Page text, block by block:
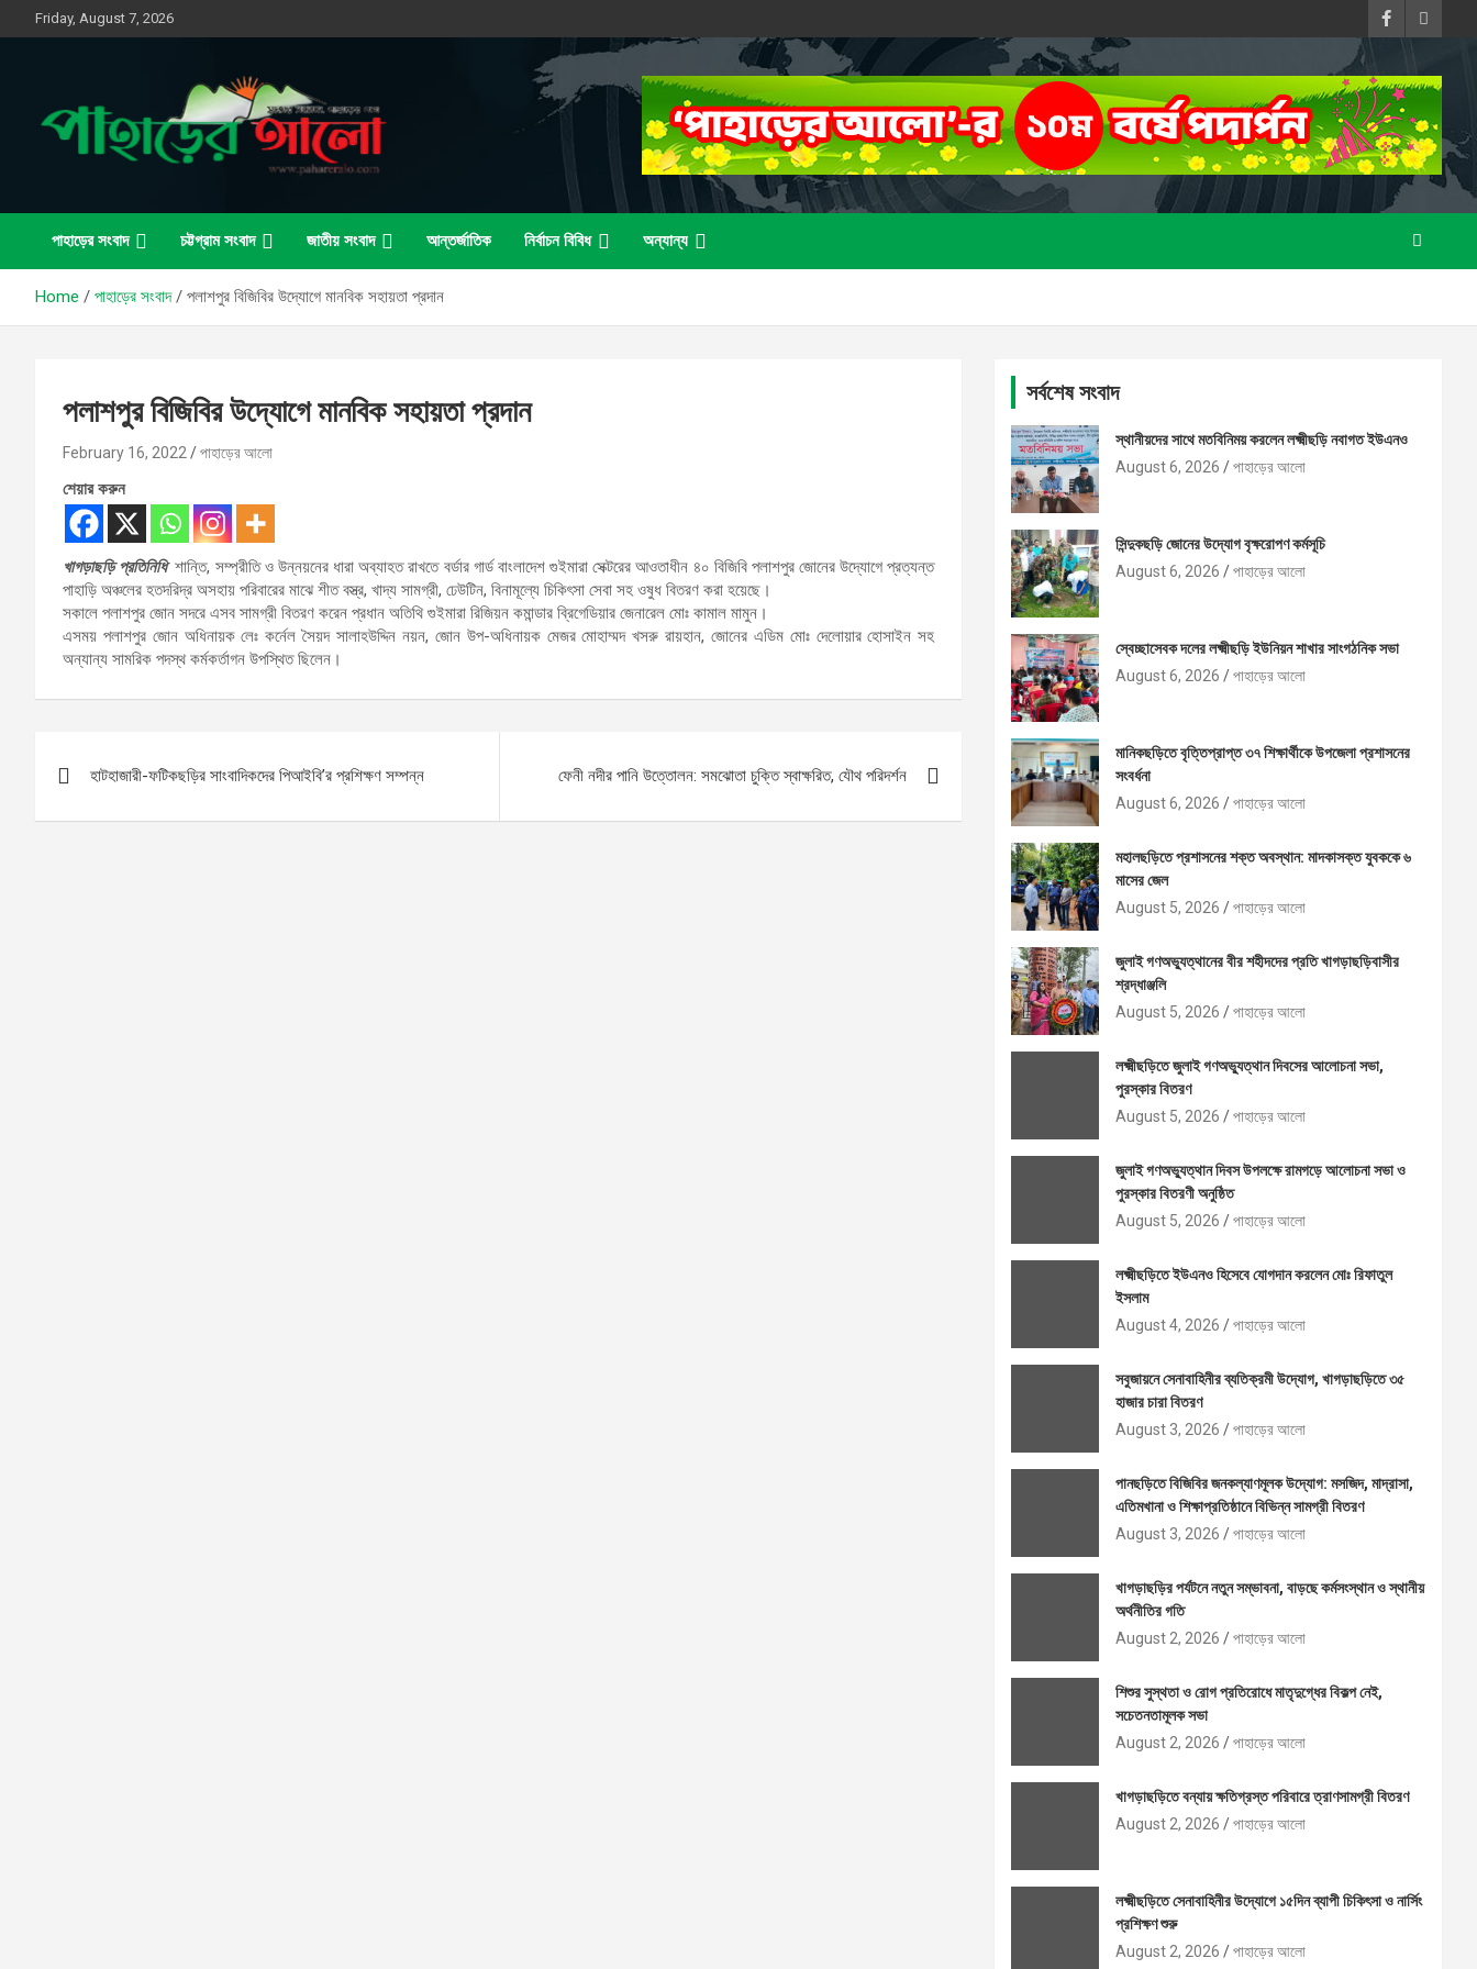
to
Friday, August 7, 2026
পাহাড়ের আলো
পাহাড়ের সংবাদ চট্টগ্রাম সংবাদ জাতীয় সংবাদ আন্তর্জাতিক নির্বাচন বিবিধ অন্যান্য
Home পাহাড়ের সংবাদ পলাশপুর বিজিবির উদ্যোগে মানবিক সহায়তা প্রদান
পলাশপুর বিজিবির উদ্যোগে মানবিক সহায়তা প্রদান
February 16, 2022 পাহাড়ের আলো
শেয়ার করুন
খাগড়াছড়ি প্রতিনিধিশান্তি, সম্প্রীতি ও উন্নয়নের ধারা অব্যাহত রাখতে বর্ডার গার্ড বাংলাদেশ গুইমারা সেক্টরের আওতাধীন ৪০ বিজিবি পলাশপুর জোনের উদ্যোগে প্রত্যন্ত
পাহাড়ি অঞ্চলের হতদরিদ্র অসহায় পরিবারের মাঝে শীত বস্ত্র, খাদ্য সামগ্রী, ঢেউটিন, বিনামূল্যে চিকিৎসা সেবা সহ ওষুধ বিতরণ করা হয়েছে।
সকালে পলাশপুর জোন সদরে এসব সামগ্রী বিতরণ করেন প্রধান অতিথি গুইমারা রিজিয়ন কমান্ডার ব্রিগেডিয়ার জেনারেল মোঃ কামাল মামুন।
এসময় পলাশপুর জোন অধিনায়ক লেঃ কর্নেল সৈয়দ সালাহউদ্দিন নয়ন, জোন উপ-অধিনায়ক মেজর মোহাম্মদ খসরু রায়হান, জোনের এডিম মোঃ দেলোয়ার হোসাইন সহ
অন্যান্য সামরিক পদস্থ কর্মকর্তাগন উপস্থিত ছিলেন।
navigation
হাটহাজারী-ফটিকছড়ির সাংবাদিকদের পিআইবি’র প্রশিক্ষণ সম্পন্ন ফেনী নদীর পানি উত্তোলন: সমঝোতা চুক্তি স্বাক্ষরিত, যৌথ পরিদর্শন
সর্বশেষ সংবাদ
স্থানীয়দের সাথে মতবিনিময় করলেন লক্ষ্মীছড়ি নবাগত ইউএনও
August 6, 2026
পাহাড়ের আলো
সিন্দুকছড়ি জোনের উদ্যোগ বৃক্ষরোপণ কর্মসূচি
August 6, 2026
পাহাড়ের আলো
স্বেচ্ছাসেবক দলের লক্ষ্মীছড়ি ইউনিয়ন শাখার সাংগঠনিক সভা
August 6, 2026
পাহাড়ের আলো
মানিকছড়িতে বৃত্তিপ্রাপ্ত ৩৭ শিক্ষার্থীকে উপজেলা প্রশাসনের
সংবর্ধনা
August 6, 2026
পাহাড়ের আলো
মহালছড়িতে প্রশাসনের শক্ত অবস্থান: মাদকাসক্ত যুবককে ৬
মাসের জেল
August 5, 2026
পাহাড়ের আলো
জুলাই গণঅভ্যুত্থানের বীর শহীদদের প্রতি খাগড়াছড়িবাসীর
শ্রদ্ধাঞ্জলি
August 5, 2026
পাহাড়ের আলো
লক্ষ্মীছড়িতে জুলাই গণঅভ্যুত্থান দিবসের আলোচনা সভা,
পুরস্কার বিতরণ
August 5, 2026
পাহাড়ের আলো
জুলাই গণঅভ্যুত্থান দিবস উপলক্ষে রামগড়ে আলোচনা সভা ও
পুরস্কার বিতরণী অনুষ্ঠিত
August 5, 2026
পাহাড়ের আলো
লক্ষ্মীছড়িতে ইউএনও হিসেবে যোগদান করলেন মোঃ রিফাতুল
ইসলাম
August 4, 2026
পাহাড়ের আলো
সবুজায়নে সেনাবাহিনীর ব্যতিক্রমী উদ্যোগ, খাগড়াছড়িতে ৩৫
হাজার চারা বিতরণ
August 3, 2026
পাহাড়ের আলো
পানছড়িতে বিজিবির জনকল্যাণমূলক উদ্যোগ: মসজিদ, মাদ্রাসা,
এতিমখানা ও শিক্ষাপ্রতিষ্ঠানে বিভিন্ন সামগ্রী বিতরণ
August 3, 2026
পাহাড়ের আলো
খাগড়াছড়ির পর্যটনে নতুন সম্ভাবনা, বাড়ছে কর্মসংস্থান ও স্থানীয়
অর্থনীতির গতি
August 2, 2026
পাহাড়ের আলো
শিশুর সুস্থতা ও রোগ প্রতিরোধে মাতৃদুগ্ধের বিকল্প নেই,
সচেতনতামূলক সভা
August 2, 2026
পাহাড়ের আলো
খাগড়াছড়িতে বন্যায় ক্ষতিগ্রস্ত পরিবারে ত্রাণসামগ্রী বিতরণ
August 2, 2026
পাহাড়ের আলো
লক্ষ্মীছড়িতে সেনাবাহিনীর উদ্যোগে ১৫দিন ব্যাপী চিকিৎসা ও নার্সিং
প্রশিক্ষণ শুরু
August 2, 2026
পাহাড়ের আলো